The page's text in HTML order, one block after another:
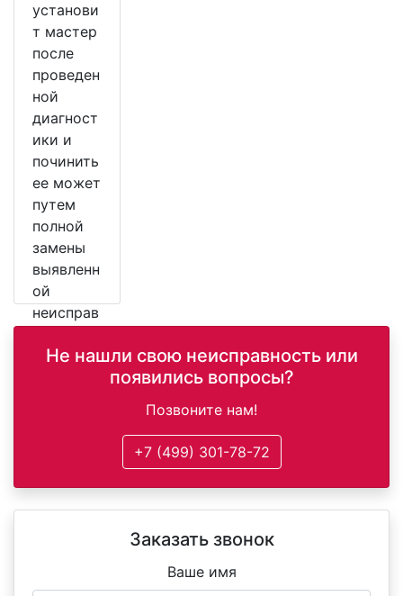
установи
т мастер
после
проведен
ной
диагност
ики и
починить
ее может
путем
полной
замены
выявленн
ой
неисправ
детали.
Не нашли свою неисправность или
появились вопросы?
Позвоните нам!
+7 (499) 301-78-72
Заказать звонок
Ваше имя